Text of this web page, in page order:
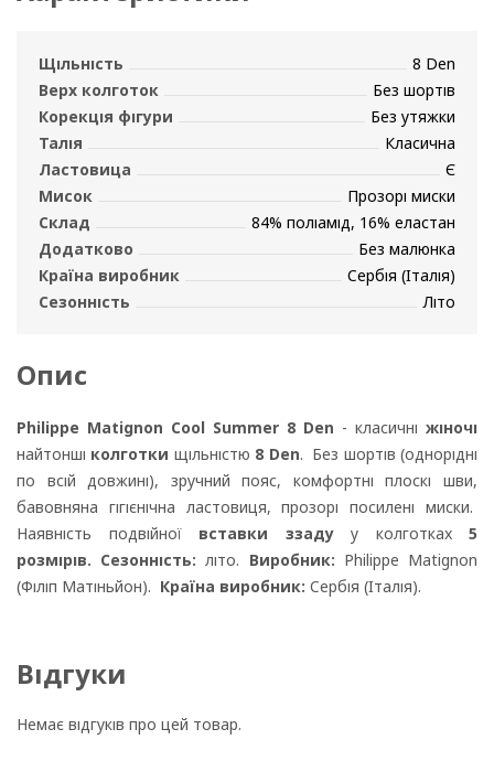
Щільність
8 Den
Верх колготок
Без шортів
Корекція фігури
Без утяжки
Талія
Класична
Ластовица
Є
Мисок
Прозорі миски
Склад
84% поліамід, 16% еластан
Додатково
Без малюнка
Країна виробник
Сербія (Італія)
Сезонність
Літо
Опис
Philippe Matignon Cool Summer 8 Den - класичні жіночі
найтонші колготки щільністю 8 Den. Без шортів (однорідні
по всій довжині), зручний пояс, комфортні плоскі шви,
бавовняна гігієнічна ластовиця, прозорі посилені миски.
Наявність подвійної вставки ззадуу колготках 5
розмірів. Сезонність: літо. Виробник: Philippe Matignon
(Філіп Матіньйон). Країна виробник: Сербія (Італія).
Відгуки
Немає відгуків про цей товар.